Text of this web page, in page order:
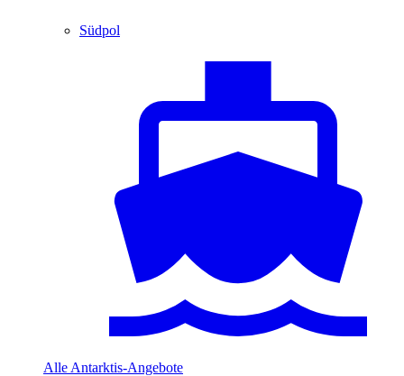
Südpol
Alle Antarktis-Angebote